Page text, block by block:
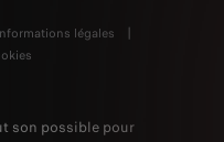
légales
son possible pour